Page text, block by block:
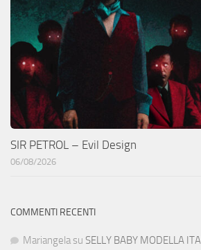
SIR PETROL – Evil Design
06/08/2026
COMMENTI RECENTI
Mariangela su SELLY BABY MODELLA